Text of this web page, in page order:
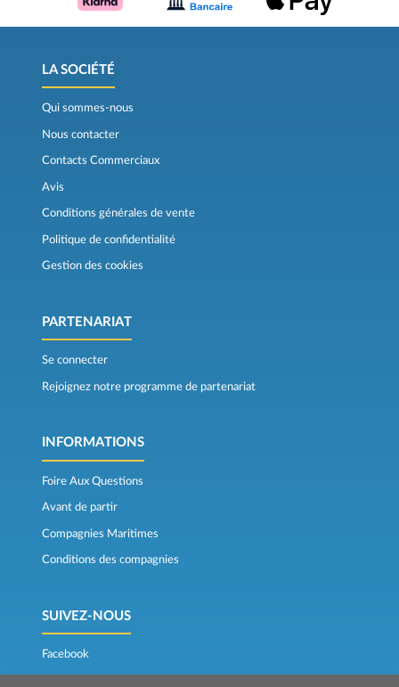
LA SOCIÉTÉ
Qui sommes-nous
Nous contacter
Contacts Commerciaux
Avis
Conditions générales de vente
Politique de confidentialité
Gestion des cookies
PARTENARIAT
Se connecter
Rejoignez notre programme de partenariat
INFORMATIONS
Foire Aux Questions
Avant de partir
Compagnies Maritimes
Conditions des compagnies
SUIVEZ-NOUS
Facebook